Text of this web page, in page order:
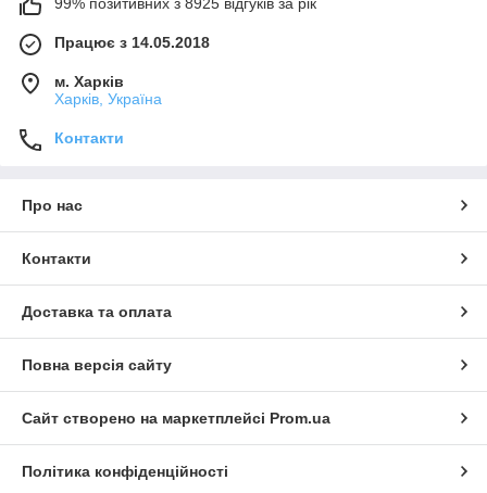
99% позитивних з 8925 відгуків за рік
Працює з 14.05.2018
м. Харків
Харків, Україна
Контакти
Про нас
Контакти
Доставка та оплата
Повна версія сайту
Сайт створено на маркетплейсі Prom.ua
Політика конфіденційності